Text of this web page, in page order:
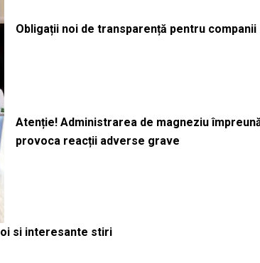
Obligații noi de transparență pentru companii
Atenție! Administrarea de magneziu
provoca reacții adverse grave
si interesante stiri